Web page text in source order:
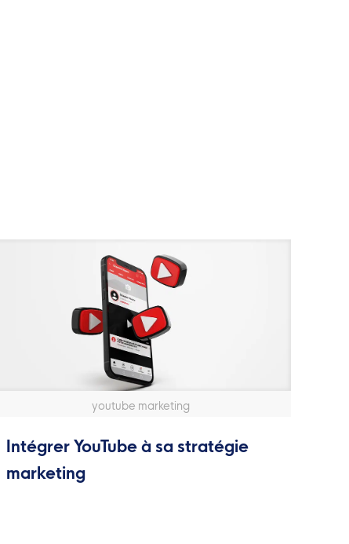
youtube marketing
Intégrer YouTube à sa stratégie
marketing